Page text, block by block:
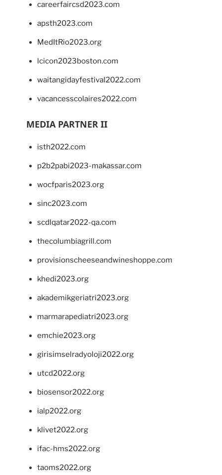
careerfaircsd2023.com
apsth2023.com
MedItRio2023.org
lcicon2023boston.com
waitangidayfestival2022.com
vacancesscolaires2022.com
MEDIA PARTNER II
isth2022.com
p2b2pabi2023-makassar.com
wocfparis2023.org
sinc2023.com
scdlqatar2022-qa.com
thecolumbiagrill.com
provisionscheeseandwineshoppe.com
khedi2023.org
akademikgeriatri2023.org
marmarapediatri2023.org
emchie2023.org
girisimselradyoloji2022.org
utcd2022.org
biosensor2022.org
ialp2022.org
klivet2022.org
ifac-hms2022.org
taoms2022.org